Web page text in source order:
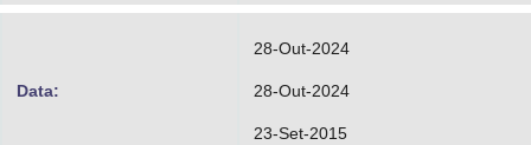
Data:
28-Out-2024
28-Out-2024
23-Set-2015